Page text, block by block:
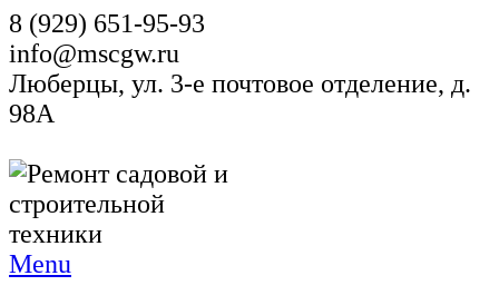
8 (929) 651-95-93
info@mscgw.ru
Люберцы, ул. 3-е почтовое отделение, д.
98А
Menu